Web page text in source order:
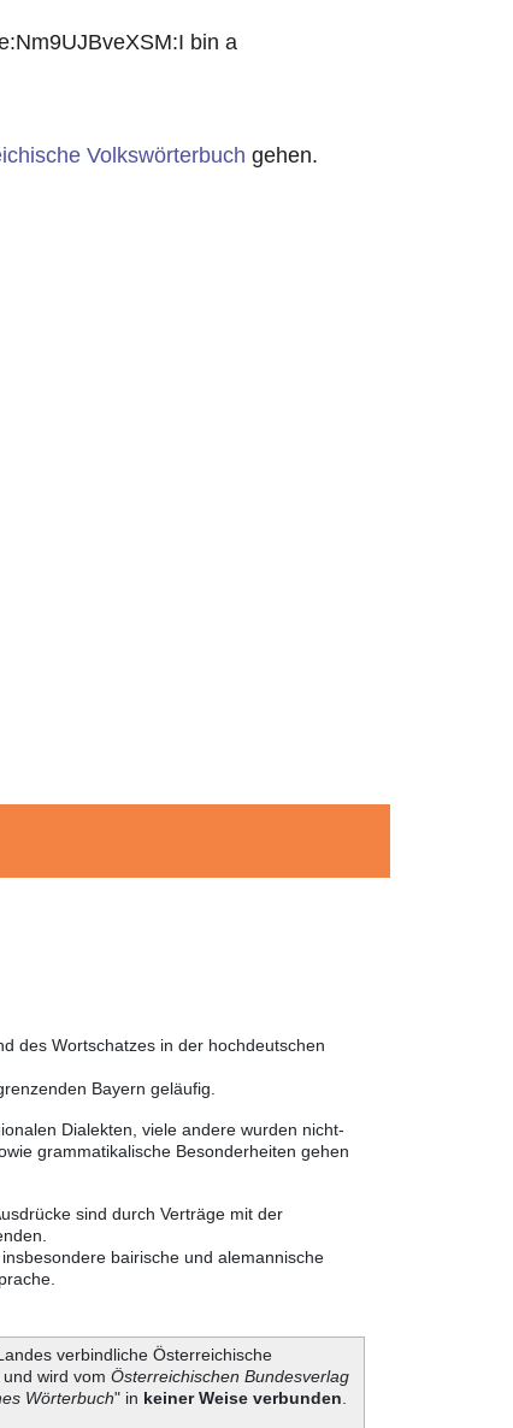
bin a
Volkswörterbuch gehen.
des Wortschatzes in der hochdeutschen
Bayern geläufig.
Dialekten, viele andere wurden nicht-
grammatikalische Besonderheiten gehen
sind durch Verträge mit der
bairische und alemannische
verbindliche Österreichische
wird vom Österreichischen Bundesverlag
Wörterbuch" in keiner Weise verbunden